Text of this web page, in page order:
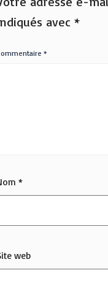
avec *
*
*
web